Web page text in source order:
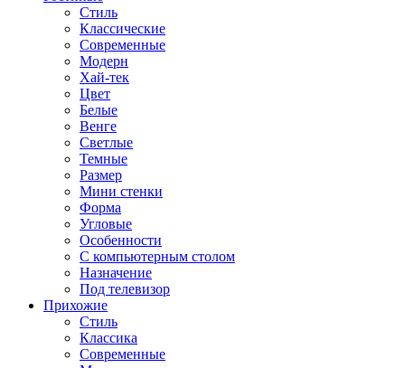
Стиль
Классические
Современные
Модерн
Хай-тек
Цвет
Белые
Венге
Светлые
Темные
Размер
Мини стенки
Форма
Угловые
Особенности
С компьютерным столом
Назначение
Под телевизор
Прихожие
Стиль
Классика
Современные